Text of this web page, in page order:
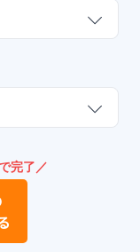
完了／